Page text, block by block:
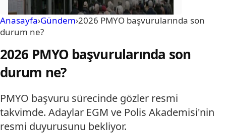
Anasayfa›Gündem›2026 PMYO başvurularında son
durum ne?
2026 PMYO başvurularında son
durum ne?
PMYO başvuru sürecinde gözler resmi
takvimde. Adaylar EGM ve Polis Akademisi'nin
resmi duyurusunu bekliyor.